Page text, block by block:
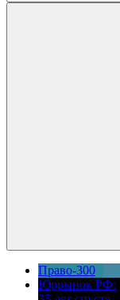
Право-300
Юррынок РФ: